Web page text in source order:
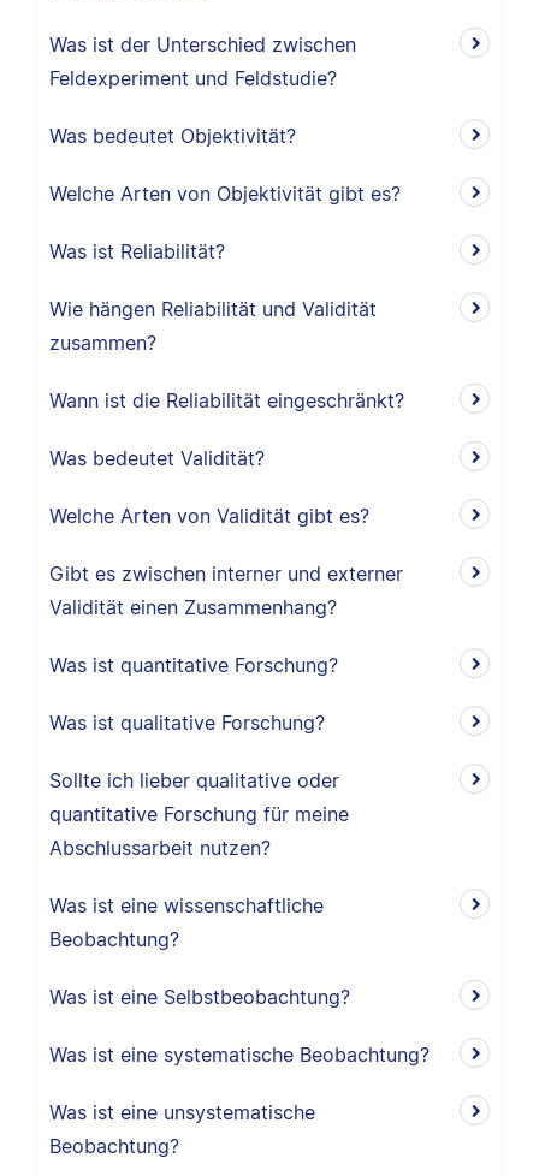
Was ist der Unterschied zwischen
Feldexperiment und Feldstudie?
Was bedeutet Objektivität?
Welche Arten von Objektivität gibt es?
Was ist Reliabilität?
Wie hängen Reliabilität und Validität
zusammen?
Wann ist die Reliabilität eingeschränkt?
Was bedeutet Validität?
Welche Arten von Validität gibt es?
Gibt es zwischen interner und externer
Validität einen Zusammenhang?
Was ist quantitative Forschung?
Was ist qualitative Forschung?
Sollte ich lieber qualitative oder
quantitative Forschung für meine
Abschlussarbeit nutzen?
Was ist eine wissenschaftliche
Beobachtung?
Was ist eine Selbstbeobachtung?
Was ist eine systematische Beobachtung?
Was ist eine unsystematische
Beobachtung?